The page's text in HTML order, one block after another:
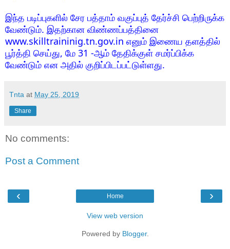
இந்த படிப்புகளில் சேர பத்தாம் வகுப்புத் தேர்ச்சி பெற்றிருக்க
வேண்டும். இதற்கான விண்ணப்பத்தினை
www.skilltraininig.tn.gov.in எனும் இணைய தளத்தில்
பூர்த்தி செய்து, மே 31 -ஆம் தேதிக்குள் சமர்ப்பிக்க
வேண்டும் என அதில் குறிப்பிடப்பட்டுள்ளது.
Tnta at May 25, 2019
Share
No comments:
Post a Comment
‹ ›
Home
View web version
Powered by Blogger.